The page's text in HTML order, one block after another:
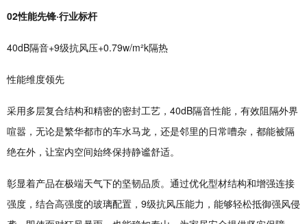
02性能先锋·行业标杆
40dB隔音+9级抗风压+0.79w/m²k隔热
性能维度领先
采用多层复合结构和精密的密封工艺，40dB隔音性能，有效阻隔外界
喧嚣，无论是繁华都市的车水马龙，还是邻里的日常嘈杂，都能被隔
绝在外，让室内空间始终保持静谧舒适。
彰显着产品在极端天气下的坚韧品质。通过优化型材结构和增强连接
强度，结合高强度的玻璃配置，9级抗风压能力，能够轻松抵御强风侵